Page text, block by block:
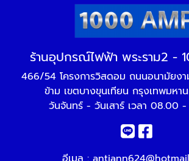
ร้านอุปกรณ์ไฟฟ้า พระราม2 -
466/54 โครงการวิสดอม ถนนอนามัยง
ข้าม เขตบางขุนเทียน กรุงเทพมหา
วันจันทร์ - วันเสาร์ เวลา 08.00 -